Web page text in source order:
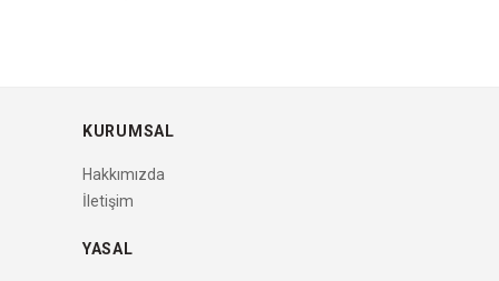
KURUMSAL
Hakkımızda
İletişim
YASAL